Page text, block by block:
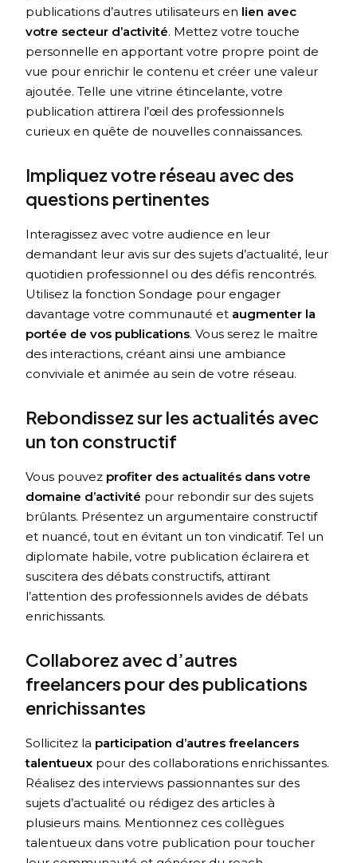
publications d’autres utilisateurs en lien avec
votre secteur d’activité. Mettez votre touche
personnelle en apportant votre propre point de
vue pour enrichir le contenu et créer une valeur
ajoutée. Telle une vitrine étincelante, votre
publication attirera l’œil des professionnels
curieux en quête de nouvelles connaissances.
Impliquez votre réseau avec des
questions pertinentes
Interagissez avec votre audience en leur
demandant leur avis sur des sujets d’actualité, leur
quotidien professionnel ou des défis rencontrés.
Utilisez la fonction Sondage pour engager
davantage votre communauté et augmenter la
portée de vos publications. Vous serez le maître
des interactions, créant ainsi une ambiance
conviviale et animée au sein de votre réseau.
Rebondissez sur les actualités avec
un ton constructif
Vous pouvez profiter des actualités dans votre
domaine d’activité pour rebondir sur des sujets
brûlants. Présentez un argumentaire constructif
et nuancé, tout en évitant un ton vindicatif. Tel un
diplomate habile, votre publication éclairera et
suscitera des débats constructifs, attirant
l’attention des professionnels avides de débats
enrichissants.
Collaborez avec d’autres
freelancers pour des publications
enrichissantes
Sollicitez la participation d’autres freelancers
talentueux pour des collaborations enrichissantes.
Réalisez des interviews passionnantes sur des
sujets d’actualité ou rédigez des articles à
plusieurs mains. Mentionnez ces collègues
talentueux dans votre publication pour toucher